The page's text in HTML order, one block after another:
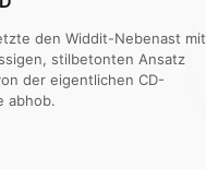
den Widdit-Nebenast mit
stilbetonten Ansatz
der eigentlichen CD-
abhob.